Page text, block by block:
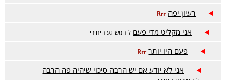
רעיון יפה Rrr
אני מקליט מדי פעם ל המשוגע היחידי
פעם היו יותר Rrr
אני לא יודע אם יש הרבה סיכוי שיהיה פה הרבה